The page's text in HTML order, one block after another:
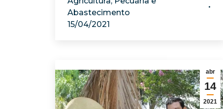
Abastecimento
15/04/2021
abr
14
2021